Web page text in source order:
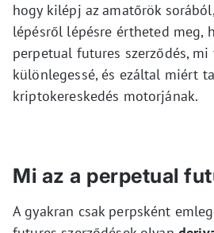
hogy kilépj az amatőrök
lépésről lépésre értheted meg,
perpetual futures szerződés, mi
különlegessé, és ezáltal miért
kriptokereskedés motorjának.
Mi az a perpetual
A gyakran csak perpsként